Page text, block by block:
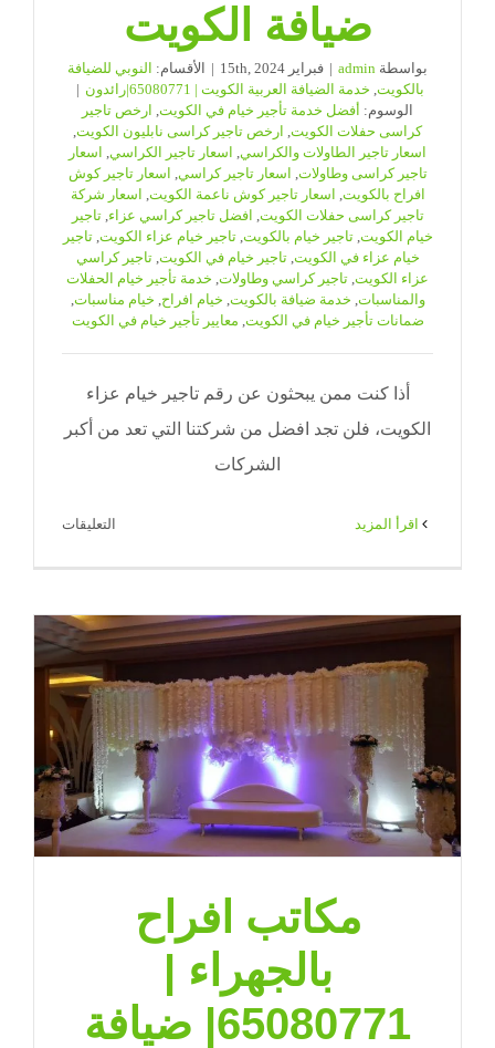
ضيافة الكويت
بواسطة admin
| فبراير 15th, 2024 | الأقسام: النوبي للضيافة
بالكويت, خدمة الضيافة العربية الكويت | 65080771|رائدون
|
الوسوم: أفضل خدمة تأجير خيام في الكويت, ارخص تاجير
كراسى حفلات الكويت, ارخص تاجير كراسى نابليون الكويت,
اسعار تاجير الطاولات والكراسي, اسعار تاجير الكراسي, اسعار
تاجير كراسى وطاولات, اسعار تاجير كراسي, اسعار تاجير كوش
افراح بالكويت, اسعار تاجير كوش ناعمة الكويت, اسعار شركة
تاجير كراسى حفلات الكويت, افضل تاجير كراسي عزاء,تاجير
خيام الكويت,تاجير خيام بالكويت,تاجير خيام عزاء الكويت,تاجير
خيام عزاء في الكويت,تاجير خيام في الكويت,تاجير كراسي
عزاء الكويت, تاجير كراسي وطاولات, خدمة تأجير خيام الحفلات
والمناسبات, خدمة ضيافة بالكويت, خيام افراح, خيام مناسبات,
ضمانات تأجير خيام في الكويت, معايير تأجير خيام في الكويت
أذا كنت ممن يبحثون عن رقم تاجير خيام عزاء
الكويت، فلن تجد افضل من شركتنا التي تعد من أكبر
الشركات
التعليقات
الكويت
|
ضيافة
الكويت
مغلقة
مكاتب افراح
بالجهراء |
65080771| ضيافة